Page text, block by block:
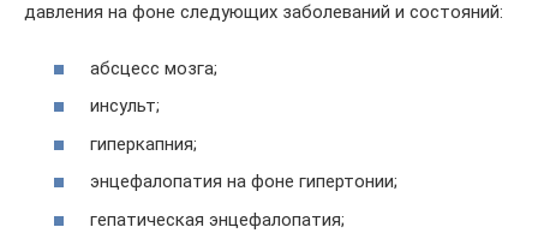
давления на фоне следующих заболеваний и состояний:
абсцесс мозга;
инсульт;
гиперкапния;
энцефалопатия на фоне гипертонии;
гепатическая энцефалопатия;